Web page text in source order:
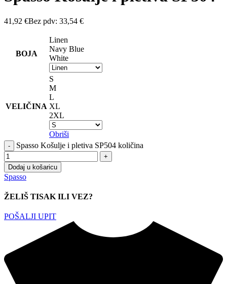
41,92 €Bez pdv: 33,54 €
BOJA
Linen
Navy Blue
White
VELIČINA
S
M
L
XL
2XL
Obriši
Spasso Košulje i pletiva SP504 količina
Dodaj u košaricu
Spasso
ŽELIŠ TISAK ILI VEZ?
POŠALJI UPIT